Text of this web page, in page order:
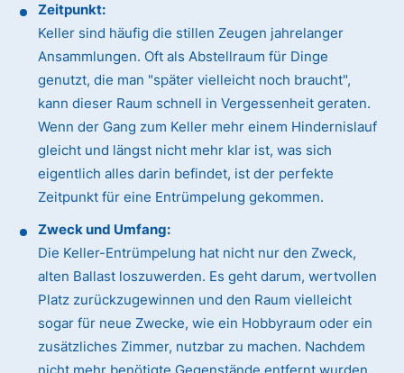
Zeitpunkt:
Keller sind häufig die stillen Zeugen jahrelanger
Ansammlungen. Oft als Abstellraum für Dinge
genutzt, die man "später vielleicht noch braucht",
kann dieser Raum schnell in Vergessenheit geraten.
Wenn der Gang zum Keller mehr einem Hindernislauf
gleicht und längst nicht mehr klar ist, was sich
eigentlich alles darin befindet, ist der perfekte
Zeitpunkt für eine Entrümpelung gekommen.
Zweck und Umfang:
Die Keller-Entrümpelung hat nicht nur den Zweck,
alten Ballast loszuwerden. Es geht darum, wertvollen
Platz zurückzugewinnen und den Raum vielleicht
sogar für neue Zwecke, wie ein Hobbyraum oder ein
zusätzliches Zimmer, nutzbar zu machen. Nachdem